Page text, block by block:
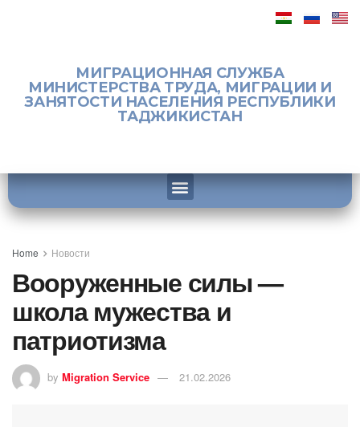
МИГРАЦИОННАЯ СЛУЖБА
МИНИСТЕРСТВА ТРУДА, МИГРАЦИИ И
ЗАНЯТОСТИ НАСЕЛЕНИЯ РЕСПУБЛИКИ
ТАДЖИКИСТАН
Home Новости
Вооруженные силы —
школа мужества и
патриотизма
by Migration Service 21.02.2026